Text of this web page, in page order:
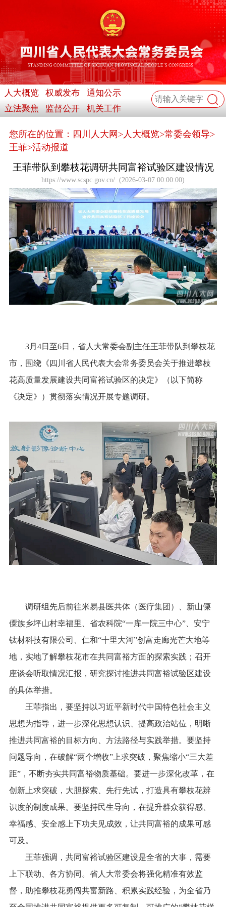
人大概览 权威发布
通知公示
立法聚焦
监督公开 机关工作
您所在的位置： 四川人大网 >人大概览>常委会领导>
王菲>活动报道
王菲带队到攀枝花调研共同富裕试验区建设情况
https://www.scspc.gov.cn/ (2026-03-07 00:00:00)
3月4日至6日，省人大常委会副主任王菲带队到攀枝花
市，围绕《四川省人民代表大会常务委员会关于推进攀枝
花高质量发展建设共同富裕试验区的决定》（以下简称
《决定》）贯彻落实情况开展专题调研。
调研组先后前往米易县医共体（医疗集团）、新山傈
僳族乡坪山村幸福里、省农科院“一库一院三中心”、安宁
钛材科技有限公司、仁和“十里大河”创富走廊光芒大地等
地，实地了解攀枝花市在共同富裕方面的探索实践；召开
座谈会听取情况汇报，研究探讨推进共同富裕试验区建设
的具体举措。
王菲指出，要坚持以习近平新时代中国特色社会主义
思想为指导，进一步深化思想认识、提高政治站位，明晰
推进共同富裕的目标方向、方法路径与实践举措。要坚持
问题导向，在破解“两个增收”上求突破，聚焦缩小“三大差
距”，不断夯实共同富裕物质基础。要进一步深化改革，在
创新上求突破，大胆探索、先行先试，打造具有攀枝花辨
识度的制度成果。要坚持民生导向，在提升群众获得感、
幸福感、安全感上下功夫见成效，让共同富裕的成果可感
可及。
王菲强调，共同富裕试验区建设是全省的大事，需要
上下联动、各方协同。省人大常委会将强化精准有效监
督，助推攀枝花勇闯共富新路、积累实践经验，为全省乃